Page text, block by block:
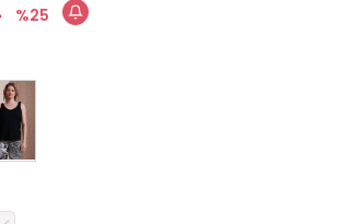
25